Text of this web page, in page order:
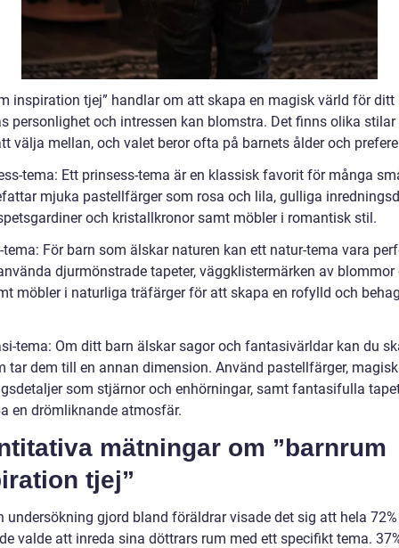
inspiration tjej” handlar om att skapa en magisk värld för ditt
personlighet och intressen kan blomstra. Det finns olika stilar
välja mellan, och valet beror ofta på barnets ålder och
tema: Ett prinsess-tema är en klassisk favorit för många
mjuka pastellfärger som rosa och lila, gulliga
och kristallkronor samt möbler i romantisk stil.
tema: För barn som älskar naturen kan ett natur-tema vara
djurmönstrade tapeter, väggklistermärken av blommor
möbler i naturliga träfärger för att skapa en rofylld och
tema: Om ditt barn älskar sagor och fantasivärldar kan du
tar dem till en annan dimension. Använd pastellfärger,
som stjärnor och enhörningar, samt fantasifulla
en drömliknande atmosfär.
mätningar om ”barnrum
tjej”
undersökning gjord bland föräldrar visade det sig att hela
valde att inreda sina döttrars rum med ett specifikt tema.